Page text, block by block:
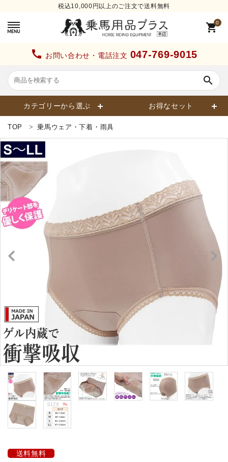
税込10,000円以上のご注文で送料無料
0
shopping_cart
call お問い合わせ・電話注文 047-769-9015
search
カテゴリーから選ぶ お得なセット
カテゴリーから探す
ヘルメット
キュロット・ズボン
ブーツ・ブーツバッグ
ハーフチャップス・靴下
拍車・拍車ベルト
鞭（ムチ）
乗馬ウェア・下着・雨具
競技用ウェア
TOP 乗馬ウェア・下着・雨具
送料無料